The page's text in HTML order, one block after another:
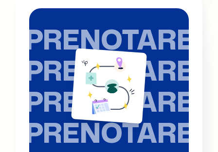
PRENOTARE
PRENOTARE
PRENOTARE
PRENOTARE